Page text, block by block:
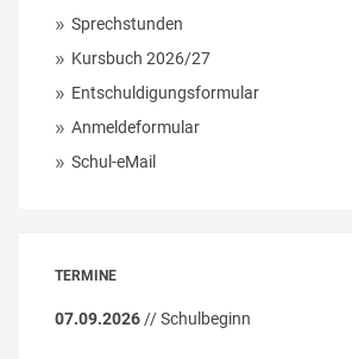
Sprechstunden
Kursbuch 2026/27
Entschuldigungsformular
Anmeldeformular
Schul-eMail
TERMINE
07.09.2026 // Schulbeginn